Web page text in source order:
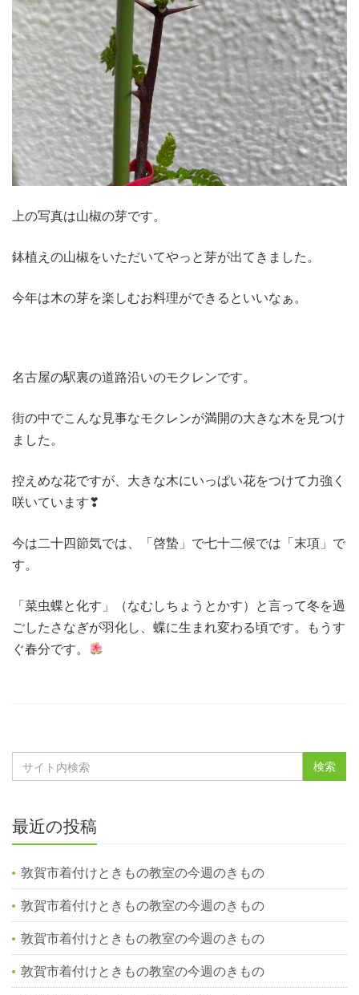
上の写真は山椒の芽です。
鉢植えの山椒をいただいてやっと芽が出てきました。
今年は木の芽を楽しむお料理ができるといいなぁ。
名古屋の駅裏の道路沿いのモクレンです。
街の中でこんな見事なモクレンが満開の大きな木を見つけ
ました。
控えめな花ですが、大きな木にいっぱい花をつけて力強く
咲いています❣
今は二十四節気では、「啓蟄」で七十二候では「末項」で
す。
「菜虫蝶と化す」（なむしちょうとかす）と言って冬を過
ごしたさなぎが羽化し、蝶に生まれ変わる頃です。もうす
ぐ春分です。
最近の投稿
敦賀市着付けときもの教室の今週のきもの
敦賀市着付けときもの教室の今週のきもの
敦賀市着付けときもの教室の今週のきもの
敦賀市着付けときもの教室の今週のきもの